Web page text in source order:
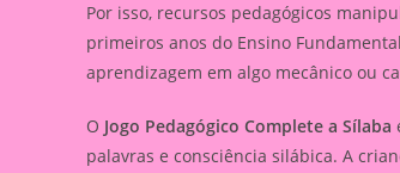
Por isso, recursos pedagógicos
primeiros anos do Ensino
aprendizagem em algo mecânico ou
O Jogo Pedagógico Complete a Sílaba
palavras e consciência silábica. A